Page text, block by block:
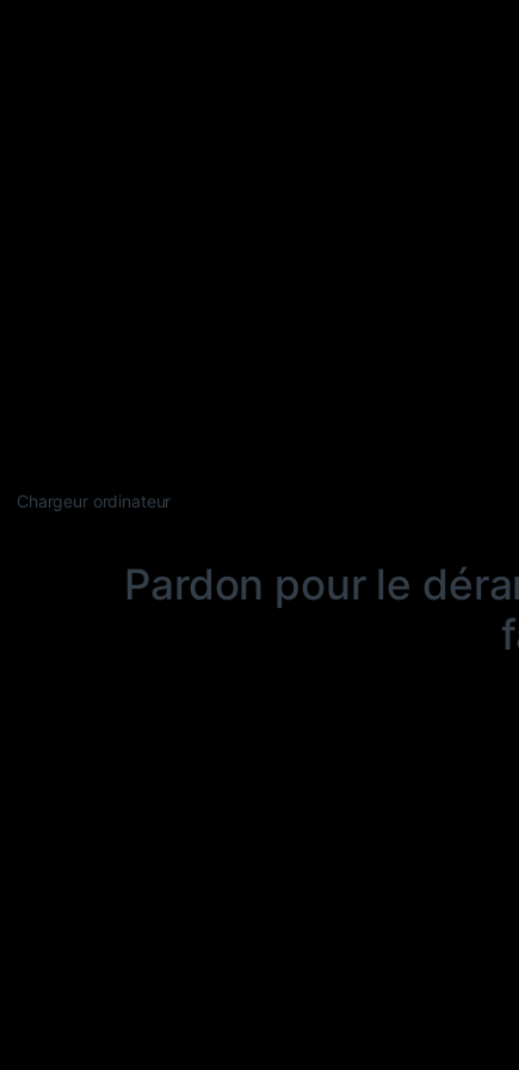
Chargeur ordinateur
Pardon pour le